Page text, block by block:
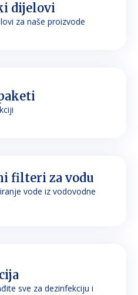
dijelovi
za naše proizvode
filteri za vodu
vode iz vodovodne
sve za dezinfekciju i